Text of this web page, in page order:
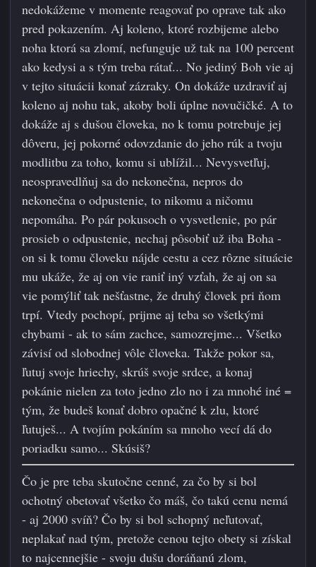
nedokážeme v momente reagovať po oprave tak ako
pred pokazením. Aj koleno, ktoré rozbijeme alebo
noha ktorá sa zlomí, nefunguje už tak na 100 percent
ako kedysi a s tým treba rátať... No jediný Boh vie aj
v tejto situácii konať zázraky. On dokáže uzdraviť aj
koleno aj nohu tak, akoby boli úplne novučičké. A to
dokáže aj s dušou človeka, no k tomu potrebuje jej
dôveru, jej pokorné odovzdanie do jeho rúk a tvoju
modlitbu za toho, komu si ublížil... Nevysvetľuj,
neospravedlňuj sa do nekonečna, nepros do
nekonečna o odpustenie, to nikomu a ničomu
nepomáha. Po pár pokusoch o vysvetlenie, po pár
prosieb o odpustenie, nechaj pôsobiť už iba Boha -
on si k tomu človeku nájde cestu a cez rôzne situácie
mu ukáže, že aj on vie raniť iný vzťah, že aj on sa
vie pomýliť tak nešťastne, že druhý človek pri ňom
trpí. Vtedy pochopí, prijme aj teba so všetkými
chybami - ak to sám zachce, samozrejme... Všetko
závisí od slobodnej vôle človeka. Takže pokor sa,
ľutuj svoje hriechy, skrúš svoje srdce, a konaj
pokánie nielen za toto jedno zlo no i za mnohé iné =
tým, že budeš konať dobro opačné k zlu, ktoré
ľutuješ... A tvojím pokáním sa mnoho vecí dá do
poriadku samo... Skúsiš?
Čo je pre teba skutočne cenné, za čo by si bol
ochotný obetovať všetko čo máš, čo takú cenu nemá
- aj 2000 svíň? Čo by si bol schopný neľutovať,
neplakať nad tým, pretože cenou tejto obety si získal
to najcennejšie - svoju dušu doráňanú zlom,